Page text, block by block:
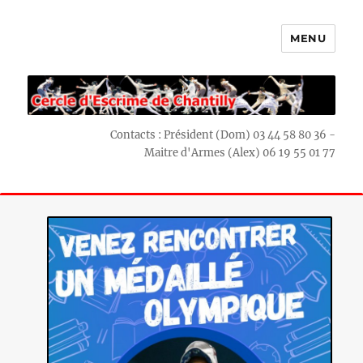
MENU
Contacts : Président (Dom) 03 44 58 80 36 -
Maitre d'Armes (Alex) 06 19 55 01 77